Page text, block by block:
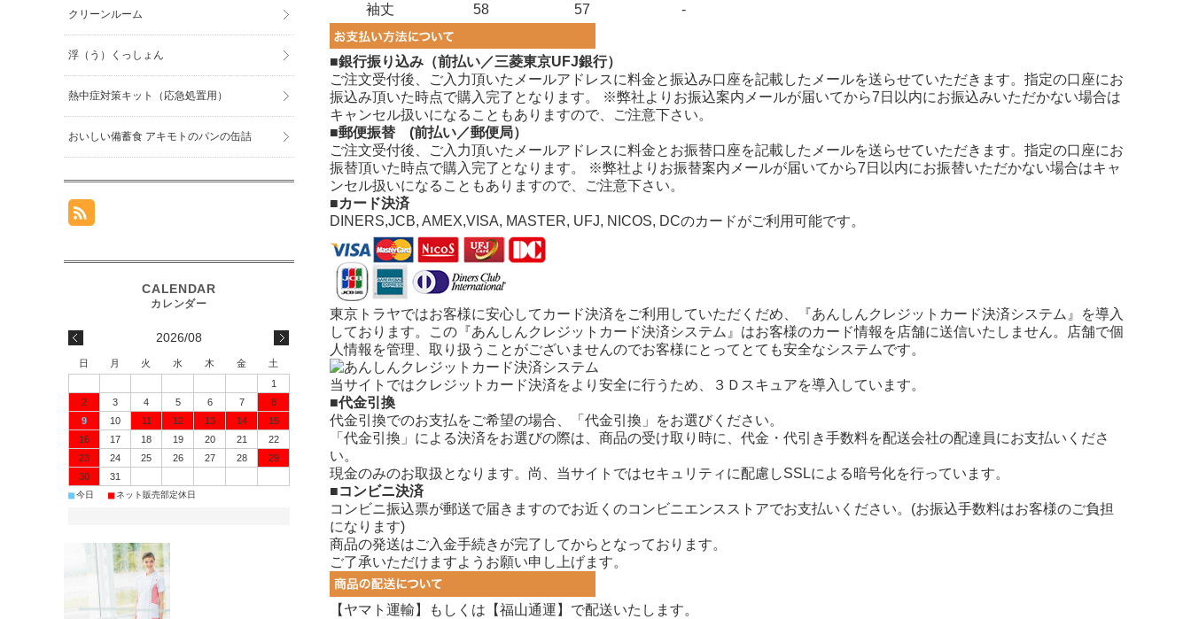
袖丈
58 57 -
■銀行振り込み（前払い／三菱東京UFJ銀行）
ご注文受付後、ご入力頂いたメールアドレスに料金と振込み口座を記載したメールを送らせていただきます。指定の口座にお
振込み頂いた時点で購入完了となります。
※弊社よりお振込案内メールが届いてから7日以内にお振込みいただかない場合は
キャンセル扱いになることもありますので、ご注意下さい。
■郵便振替 (前払い／郵便局）
ご注文受付後、ご入力頂いたメールアドレスに料金とお振替口座を記載したメールを送らせていただきます。指定の口座にお
振替頂いた時点で購入完了となります。 ※弊社よりお振替案内メールが届いてから7日以内にお振替いただかない場合はキャ
ンセル扱いになることもありますので、ご注意下さい。
■カード決済
DINERS,JCB, AMEX,VISA, MASTER, UFJ, NICOS, DCのカードがご利用可能です。
東京トラヤではお客様に安心してカード決済をご利用していただくだめ、『あんしんクレジットカード決済システム』を導入
しております。この『あんしんクレジットカード決済システム』はお客様のカード情報を店舗に送信いたしません。店舗で個
人情報を管理、取り扱うことがございませんのでお客様にとってとても安全なシステムです。
当サイトではクレジットカード決済をより安全に行うため、３Ｄスキュアを導入しています。
■代金引換
代金引換でのお支払をご希望の場合、「代金引換」をお選びください。
「代金引換」による決済をお選びの際は、商品の受け取り時に、代金・代引き手数料を配送会社の配達員にお支払いくださ
い。
現金のみのお取扱となります。尚、当サイトではセキュリティに配慮しSSLによる暗号化を行っています。
■コンビニ決済
コンビニ振込票が郵送で届きますのでお近くのコンビニエンスストアでお支払いください。(お振込手数料はお客様のご負担
になります)
商品の発送はご入金手続きが完了してからとなっております。
ご了承いただけますようお願い申し上げます。
【ヤマト運輸】もしくは【福山通運】で配送いたします。
クリーンルーム
浮（う）くっしょん
熱中症対策キット（応急処置用）
おいしい備蓄食 アキモトのパンの缶詰
2026/08
日 月 火 水 木 金
土
1
2
3 4 5 6 7
8
9
10 11 12 13 14
15
16
17 18 19 20 21
22
23
24 25 26 27 28
29
30
31
■今日 ■ネット販売部定休日